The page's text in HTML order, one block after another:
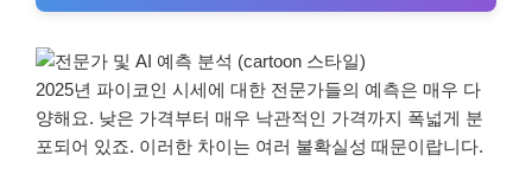
2025년 파이코인 시세에 대한 전문가들의 예측은 매우 다
양해요. 낮은 가격부터 매우 낙관적인 가격까지 폭넓게 분
포되어 있죠. 이러한 차이는 여러 불확실성 때문이랍니다.